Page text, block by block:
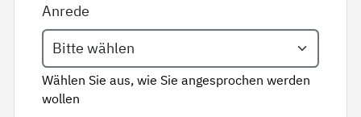
Anrede
Wählen Sie aus, wie Sie angesprochen werden
wollen